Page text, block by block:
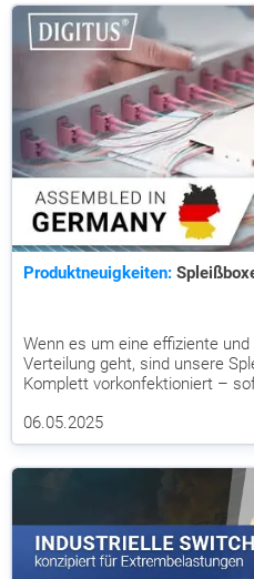
Produktneuigkeiten:
Wenn es um eine effiziente
Verteilung geht, sind unsere
Komplett vorkonfektioniert –
06.05.2025